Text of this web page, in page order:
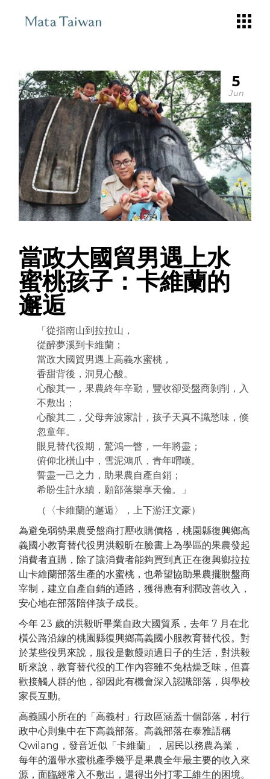
5
Jun
當政大國貿男遇上水
蜜桃孩子：卡維蘭的
邂逅
「從指南山到拉拉山，
從醉夢溪到卡維蘭；
當政大國貿男遇上高義水蜜桃，
香甜背後，洞見心酸。
心酸其一，果農終年辛勤，豐收卻受盤商剝削，入
不敷出；
心酸其二，父母奔波家計，孩子天真不識愁味，倏
忽童年。
眼見替代役期，驚鴻一瞥，一年將盡；
俯仰北橫山中，雪泥鴻爪，青年喟嘆。
誓盡一己之力，助果農自產自銷；
希盼生計永續，願部落樂享天倫。」
（〈卡維蘭的邂逅〉，上下游汪文豪）
為避免弱勢果農受盤商打壓收購價格，桃園縣復興鄉高
義國小教育替代役男洪毅昕在臉書上為學區的果農發起
消費者直購，除了讓消費者能夠買到真正在復興鄉拉拉
山卡維蘭部落生產的水蜜桃，也希望協助果農擺脫盤商
宰制，建立自產自銷的通路，獲得應有利潤改善收入，
安心地在部落陪伴孩子成長。
今年 23 歲的洪毅昕畢業自政大國貿系，去年 7 月在北
橫公路沿線的桃園縣復興鄉高義國小服教育替代役。對
於某些役男來說，服役是數饅頭過日子的生活，對洪毅
昕來說，教育替代役的工作內容雖不免枯燥乏味，但喜
歡接觸人群的他，卻因此有機會深入認識部落，與學校
家長互動。
高義國小所在的「高義村」行政區涵蓋十個部落，村行
政中心則集中在下高義部落。高義部落在泰雅語稱
Qwilang，發音近似「卡維蘭」，居民以務農為業，
每年的溫帶水蜜桃產季幾乎是果農全年最主要的收入來
源，面臨經常入不敷出，還得出外打零工維生的困境。